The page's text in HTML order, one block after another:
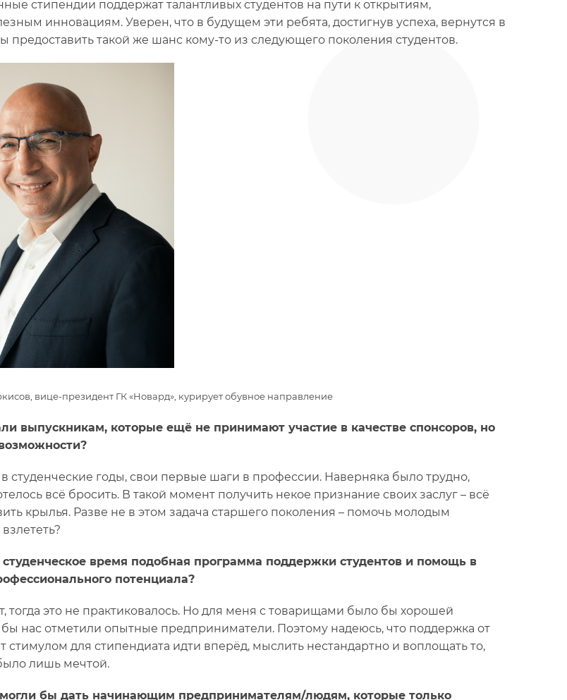
стипендии поддержат талантливых студентов на пути к открытиям,
инновациям. Уверен, что в будущем эти ребята, достигнув успеха, вернутся в
предоставить такой же шанс кому-то из следующего поколения студентов.
вице-президент ГК «Новард», курирует обувное направление
выпускникам, которые ещё не принимают участие в качестве спонсоров, но
студенческие годы, свои первые шаги в профессии. Наверняка было трудно,
всё бросить. В такой момент получить некое признание своих заслуг – всё
крылья. Разве не в этом задача старшего поколения – помочь молодым
время подобная программа поддержки студентов и помощь в
потенциала?
тогда это не практиковалось. Но для меня с товарищами было бы хорошей
нас отметили опытные предприниматели. Поэтому надеюсь, что поддержка от
стимулом для стипендиата идти вперёд, мыслить нестандартно и воплощать то,
лишь мечтой.
бы дать начинающим предпринимателям/людям, которые только